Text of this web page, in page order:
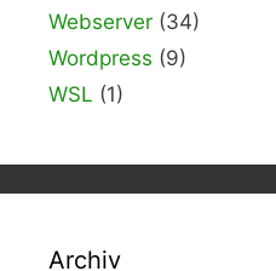
Webserver (34)
Wordpress (9)
WSL (1)
Archiv